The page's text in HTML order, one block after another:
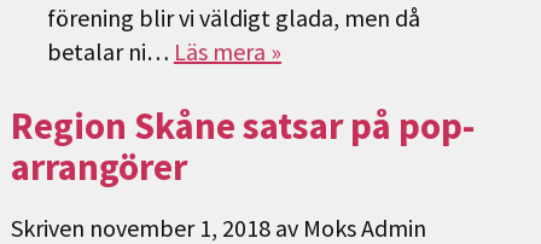
förening blir vi väldigt glada, men då
betalar ni… Läs mera »
Region Skåne satsar på pop-
arrangörer
Skriven november 1, 2018 av Moks Admin